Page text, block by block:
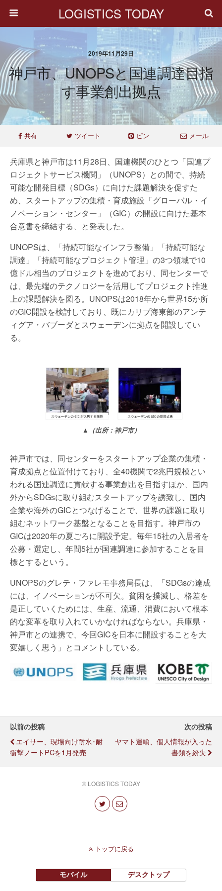
LOGISTICS TODAY
2019年11月29日
神戸市、UNOPSと国連調達目指
す事業創出拠点
共有 ツイート ピン メール
兵庫県と神戸市は11月28日、国連機関のひとつ「国連プ
ロジェクトサービス機関」（UNOPS）との間で、持続
可能な開発目標（SDGs）に向けた課題解決を促すた
め、スタートアップの集積・育成施設「グローバル・イ
ノベーション・センター」（GIC）の開設に向けた基本
合意書を締結する、と発表した。
UNOPSは、「持続可能なインフラ整備」「持続可能な
調達」「持続可能なプロジェクト管理」の3つ領域で10
億ドル相当のプロジェクトを進めており、同センターで
は、最先端のテクノロジーを活用してプロジェクト推進
上の課題解決を図る。UNOPSは2018年から世界15か所
のGIC開設を検討しており、既にカリブ海東部のアンテ
ィグア・バブーダとスウェーデンに拠点を開設してい
る。
▲（出所：神戸市）
神戸市では、同センターをスタートアップ企業の集積・
育成拠点と位置付けており、全40機関で2兆円規模とい
われる国連調達に貢献する事業創出を目指すほか、国内
外からSDGsに取り組むスタートアップを誘致し、国内
企業や海外のGICとつなげることで、世界の課題に取り
組むネットワーク基盤となることを目指す。神戸市の
GICは2020年の夏ごろに開設予定。毎年15社の入居者を
公募・選定し、年間5社が国連調達に参加することを目
標とするという。
UNOPSのグレテ・ファレモ事務局長は、「SDGsの達成
には、イノベーションが不可欠。貧困を撲滅し、格差を
是正していくためには、生産、流通、消費において根本
的な変革を取り入れていかなければならない。兵庫県・
神戸市との連携で、今回GICを日本に開設することを大
変嬉しく思う」とコメントしている。
以前の投稿
エイサー、現場向け耐水･耐
衝撃ノートPCを1月発売
次の投稿
ヤマト運輸、個人情報が入った
書類を紛失
© LOGISTICS TODAY
トップに戻る
モバイル デスクトップ